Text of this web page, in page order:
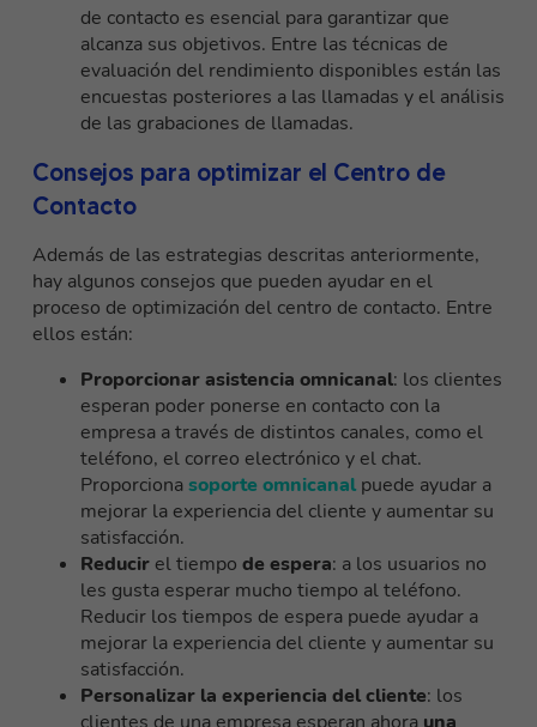
de contacto es esencial para garantizar que
alcanza sus objetivos. Entre las técnicas de
evaluación del rendimiento disponibles están las
encuestas posteriores a las llamadas y el análisis
de las grabaciones de llamadas.
Consejos para optimizar el Centro de
Contacto
Además de las estrategias descritas anteriormente,
hay algunos consejos que pueden ayudar en el
proceso de optimización del centro de contacto. Entre
ellos están:
Proporcionar asistencia omnicanal: los clientes
esperan poder ponerse en contacto con la
empresa a través de distintos canales, como el
teléfono, el correo electrónico y el chat.
Proporcionasoporte omnicanalpuede ayudar a
mejorar la experiencia del cliente y aumentar su
satisfacción.
Reducir el tiempo de espera: a los usuarios no
les gusta esperar mucho tiempo al teléfono.
Reducir los tiempos de espera puede ayudar a
mejorar la experiencia del cliente y aumentar su
satisfacción.
Personalizar la experiencia del cliente: los